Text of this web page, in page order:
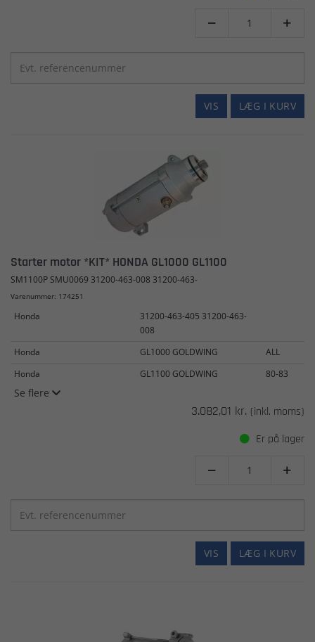
 
LÆG I KURV
VIS
Starter motor *KIT* HONDA GL1000 GL1100
SM1100P SMU0069 31200-463-008 31200-463-
Varenummer: 174251
Honda
31200-463-405 31200-463-
008
Honda
GL1000 GOLDWING
ALL
Honda
GL1100 GOLDWING 80-83
Se flere
3.082,01 kr. (inkl. moms)
Er på lager
 
LÆG I KURV
VIS